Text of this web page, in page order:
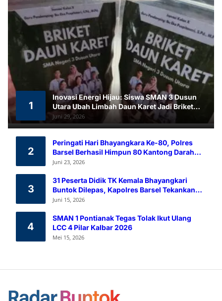
1
Inovasi Energi Hijau: Siswa SMAN 3 Dusun
Utara Ubah Limbah Daun Karet Jadi Briket
Ramah Lingkungan
Juni 29, 2026
2
Peringati Hari Bhayangkara Ke-80, Polres
Barsel Berhasil Himpun 80 Kantong Darah
Melalui Aksi Donor Darah
Juni 23, 2026
3
31 Peserta Didik TK Kemala Bhayangkari
Buntok Dilepas, Kapolres Barsel Tekankan
Pendidikan Karakter
Juni 15, 2026
4
SMAN 1 Pontianak Tegas Tolak Ikut Ulang
LCC 4 Pilar Kalbar 2026
Mei 15, 2026